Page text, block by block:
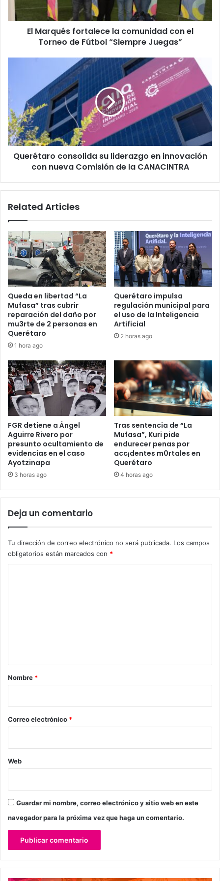
Torneo
de
El Marqués fortalece la comunidad con el
Torneo de Fútbol “Siempre Juegas”
liderazgo
innovación
con
nueva
Comisión
deQuerétaro consolida su liderazgo en innovación
con nueva Comisión de la CANACINTRA
Related Articles
Queda en libertad “La
Mufasa” tras cubrir
reparación del daño por
mu3rte de 2 personas en
Querétaro
1 hora ago
Querétaro impulsa
regulación municipal para
el uso de la Inteligencia
Artificial
2 horas ago
FGR detiene a Ángel
Aguirre Rivero por
presunto ocultamiento de
evidencias en el caso
Ayotzinapa
3 horas ago
Tras sentencia de “La
Mufasa”, Kuri pide
endurecer penas por
acc¡dentes m0rtales en
Querétaro
4 horas ago
Deja un comentario
Tu dirección de correo electrónico no será publicada. Los campos
obligatorios están marcados con *
r
*
Nombre *
Correo electrónico *
Web
Guardar mi nombre, correo electrónico y sitio web en este
navegador para la próxima vez que haga un comentario.